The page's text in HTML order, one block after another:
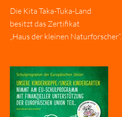
Die Kita Taka-Tuka-Land
besitzt das Zertifikat
„Haus der kleinen Naturforscher“.